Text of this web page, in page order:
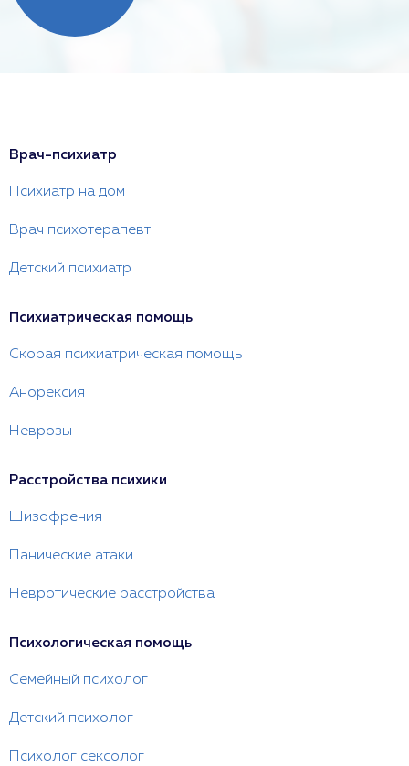
Врач-психиатр
Психиатр на дом
Врач психотерапевт
Детский психиатр
Психиатрическая помощь
Скорая психиатрическая помощь
Анорексия
Неврозы
Расстройства психики
Шизофрения
Панические атаки
Невротические расстройства
Психологическая помощь
Семейный психолог
Детский психолог
Психолог сексолог